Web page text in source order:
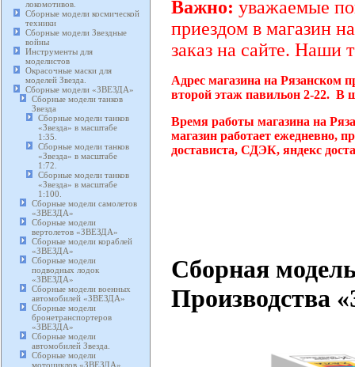
локомотивов.
Сборные модели космической
техники
Сборные модели Звездные
войны
Инструменты для
моделистов
Окрасочные маски для
моделей Звезда.
Сборные модели «ЗВЕЗДА»
Сборные модели танков
Звезда
Сборные модели танков
«Звезда» в масштабе
1:35.
Сборные модели танков
«Звезда» в масштабе
1:72.
Сборные модели танков
«Звезда» в масштабе
1:100.
Сборные модели самолетов
«ЗВЕЗДА»
Сборные модели
вертолетов «ЗВЕЗДА»
Сборные модели кораблей
«ЗВЕЗДА»
Сборные модели
подводных лодок
«ЗВЕЗДА»
Сборные модели военных
автомобилей «ЗВЕЗДА»
Сборные модели
бронетранспортеров
«ЗВЕЗДА»
Сборные модели
автомобилей Звезда.
Сборные модели
мотоциклов «ЗВЕЗДА»
Важно: уважаемые
приездом в магазин
заказ на сайте. Наши
Адрес магазина на Рязанском
второй этаж павильон 2-22. В
Время работы магазина на
магазин работает ежедневно,
достависта, СДЭК, яндекс
Сборная
Производства